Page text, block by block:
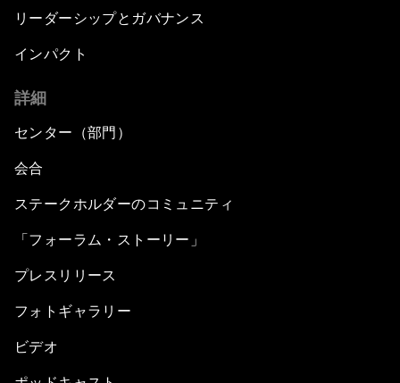
リーダーシップとガバナンス
インパクト
詳細
センター（部門）
会合
ステークホルダーのコミュニティ
「フォーラム・ストーリー」
プレスリリース
フォトギャラリー
ビデオ